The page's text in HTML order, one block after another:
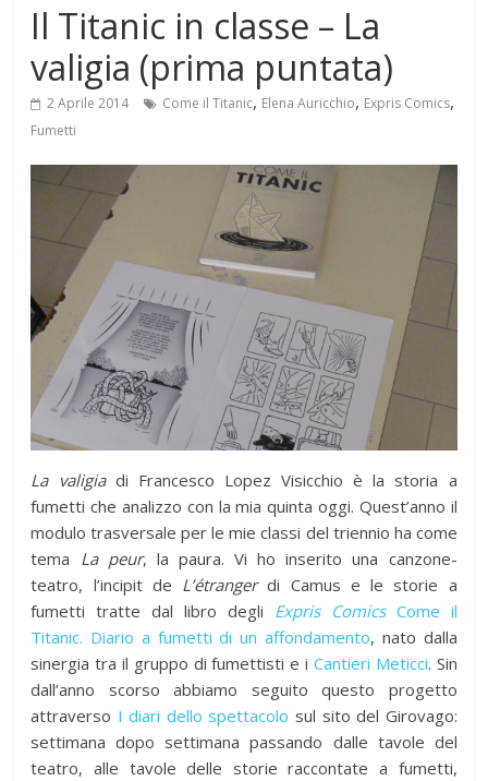
Il Titanic in classe – La
valigia (prima puntata)
2 Aprile 2014 Come il Titanic, Elena Auricchio, Expris Comics,
Fumetti
La valigiadi Francesco Lopez Visicchio è la storia a
fumetti che analizzo con la mia quinta oggi. Quest’anno il
modulo trasversale per le mie classi del triennio ha come
tema La peur, la paura. Vi ho inserito una canzone-
teatro, l’incipit de L’étrangerdi Camus e le storie a
fumetti tratte dal libro degli Expris ComicsCome il
Titanic. Diario a fumetti di un affondamento, nato dalla
sinergia tra il gruppo di fumettisti e i Cantieri Meticci. Sin
dall’anno scorso abbiamo seguito questo progetto
attraverso I diari dello spettacolo sul sito del Girovago:
settimana dopo settimana passando dalle tavole del
teatro, alle tavole delle storie raccontate a fumetti,